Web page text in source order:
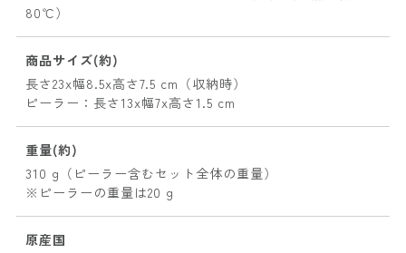
80℃）
商品サイズ(約)
長さ23x幅8.5x高さ7.5 cm（収納時）
ピーラー：長さ13x幅7x高さ1.5 cm
重量(約)
310 g（ピーラー含むセット全体の重量）
※ピーラーの重量は20 g
原産国